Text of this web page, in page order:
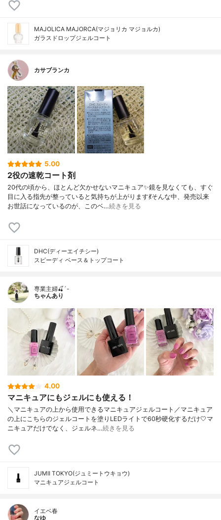
MAJOLICA MAJORCA(マジョリカ マジョルカ)
ガラスドロップジェルコート
カサブランカ
5.00
2役の速乾コート剤
20代の頃から、ほとんど欠かせないマニキュア✨鏡を見なくても、すぐ
目に入る指先が整っていると気持ちが上がります💃そんな中、発売以来
お世話になっているのが、このベ…続きを見る
DHC(ディーエイチシー)
スピーディ ベース＆トップコート
専業主婦🍒´-
ちゃんあり
4.00
マニキュアにもジェルにも使える！
＼マニキュアの上から使用できるマニキュアジェルコート／マニキュア
の上にこちらのジェルコートを塗りLEDライトで60秒硬化するだけ🤍マ
ニキュアだけでなく、ジェルネ…続きを見る
JUMII TOKYO(ジュミートウキョウ)
マニキュアジェルコート
イエベ春
なゆ